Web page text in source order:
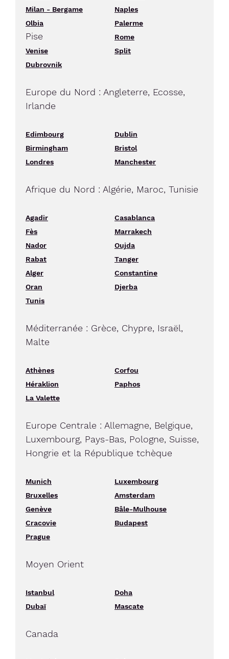
Milan - Bergame
Naples
Olbia
Palerme
Pise
Rome
Venise
Split
Dubrovnik
Europe du Nord : Angleterre, Ecosse,
Irlande
Edimbourg
Dublin
Birmingham
Bristol
Londres
Manchester
Afrique du Nord : Algérie, Maroc, Tunisie
Agadir
Casablanca
Fès
Marrakech
Nador
Oujda
Rabat
Tanger
Alger
Constantine
Oran
Djerba
Tunis
Méditerranée : Grèce, Chypre, Israël,
Malte
Athènes
Corfou
Héraklion
Paphos
La Valette
Europe Centrale : Allemagne, Belgique,
Luxembourg, Pays-Bas, Pologne, Suisse,
Hongrie et la République tchèque
Munich
Luxembourg
Bruxelles
Amsterdam
Genève
Bâle-Mulhouse
Cracovie
Budapest
Prague
Moyen Orient
Istanbul
Doha
Dubaï
Mascate
Canada